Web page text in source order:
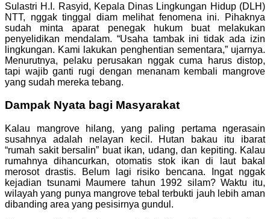
Sulastri H.I. Rasyid, Kepala Dinas Lingkungan Hidup (DLH)
NTT, nggak tinggal diam melihat fenomena ini. Pihaknya
sudah minta aparat penegak hukum buat melakukan
penyelidikan mendalam. “Usaha tambak ini tidak ada izin
lingkungan. Kami lakukan penghentian sementara,” ujarnya.
Menurutnya, pelaku perusakan nggak cuma harus distop,
tapi wajib ganti rugi dengan menanam kembali mangrove
yang sudah mereka tebang.
Dampak Nyata bagi Masyarakat
Kalau mangrove hilang, yang paling pertama ngerasain
susahnya adalah nelayan kecil. Hutan bakau itu ibarat
“rumah sakit bersalin” buat ikan, udang, dan kepiting. Kalau
rumahnya dihancurkan, otomatis stok ikan di laut bakal
merosot drastis. Belum lagi risiko bencana. Ingat nggak
kejadian tsunami Maumere tahun 1992 silam? Waktu itu,
wilayah yang punya mangrove tebal terbukti jauh lebih aman
dibanding area yang pesisirnya gundul.